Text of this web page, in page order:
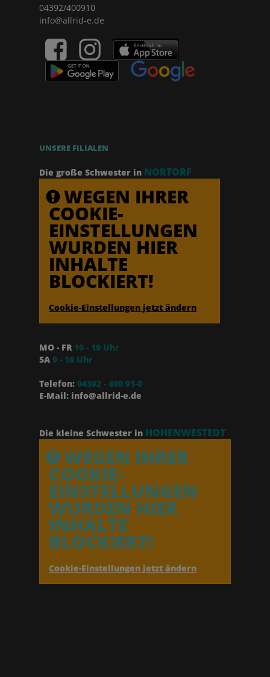
04392/400910
info@allrid-e.de
UNSERE FILIALEN
Die große Schwester in NORTORF
WEGEN IHRER
COOKIE-
EINSTELLUNGEN
WURDEN HIER
INHALTE
BLOCKIERT!
Cookie-Einstellungen jetzt ändern
MO - FR 10 - 19 Uhr
SA 9 - 16 Uhr
Telefon: 04392 - 400 91-0
E-Mail: info@allrid-e.de
Die kleine Schwester in HOHENWESTEDT
WEGEN IHRER
COOKIE-
EINSTELLUNGEN
WURDEN HIER
INHALTE
BLOCKIERT!
Cookie-Einstellungen jetzt ändern